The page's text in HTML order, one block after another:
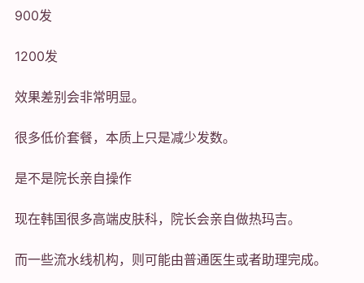
900发
1200发
效果差别会非常明显。
很多低价套餐，本质上只是减少发数。
是不是院长亲自操作
现在韩国很多高端皮肤科，院长会亲自做热玛吉。
而一些流水线机构，则可能由普通医生或者助理完成。